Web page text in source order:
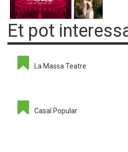
Et pot
La Massa Teatre
Casal Popular